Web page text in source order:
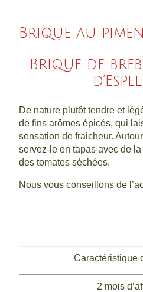
Brique au
Brique de
De nature plutôt tendre et
de fins arômes épicés, qui
sensation de fraicheur.
servez-le en tapas avec de
des tomates séchées.
Nous vous conseillons de
Caractéristique
2 mois